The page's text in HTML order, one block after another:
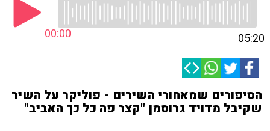
00:00 05:20
הסיפורים שמאחורי השירים - פוליקר על השיר
שקיבל מדויד גרוסמן "קצר פה כל כך האביב"